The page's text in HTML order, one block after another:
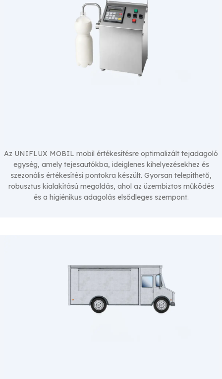
UNIFLUX MOBIL
Tejautomata
Az UNIFLUX MOBIL mobil értékesítésre optimalizált tejadagoló
egység, amely tejesautókba, ideiglenes kihelyezésekhez és
szezonális értékesítési pontokra készült. Gyorsan telepíthető,
robusztus kialakítású megoldás, ahol az üzembiztos működés
és a higiénikus adagolás elsődleges szempont.